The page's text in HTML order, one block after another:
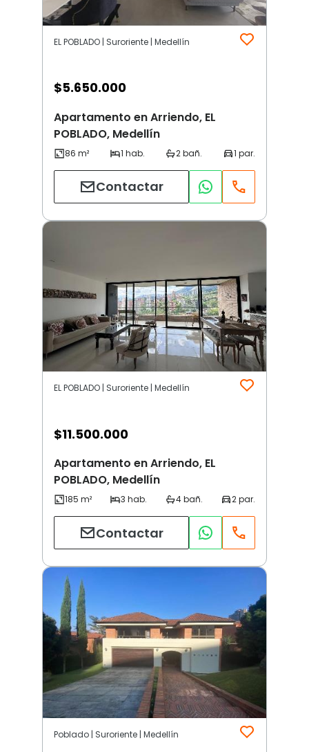
EL POBLADO | Suroriente | Medellín
$5.650.000
Apartamento en Arriendo, EL
POBLADO, Medellín
Contactar
EL POBLADO | Suroriente | Medellín
$11.500.000
Apartamento en Arriendo, EL
POBLADO, Medellín
Contactar
Poblado | Suroriente | Medellín